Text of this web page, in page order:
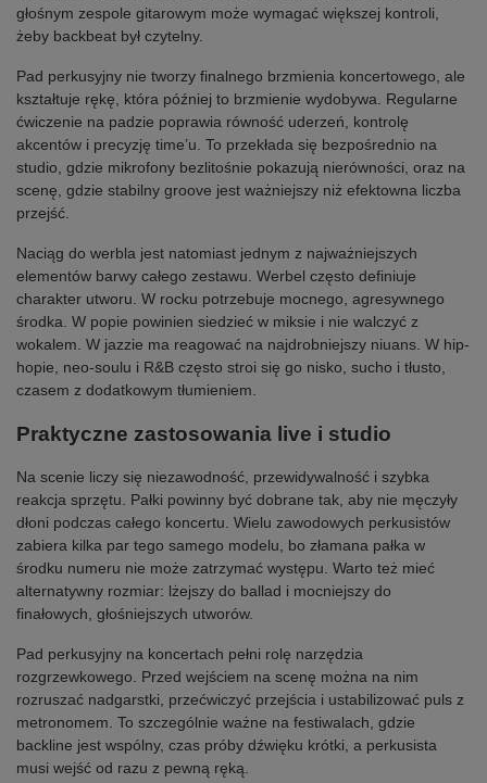
głośnym zespole gitarowym może wymagać większej kontroli,
żeby backbeat był czytelny.
Pad perkusyjny nie tworzy finalnego brzmienia koncertowego, ale
kształtuje rękę, która później to brzmienie wydobywa. Regularne
ćwiczenie na padzie poprawia równość uderzeń, kontrolę
akcentów i precyzję time’u. To przekłada się bezpośrednio na
studio, gdzie mikrofony bezlitośnie pokazują nierówności, oraz na
scenę, gdzie stabilny groove jest ważniejszy niż efektowna liczba
przejść.
Naciąg do werbla jest natomiast jednym z najważniejszych
elementów barwy całego zestawu. Werbel często definiuje
charakter utworu. W rocku potrzebuje mocnego, agresywnego
środka. W popie powinien siedzieć w miksie i nie walczyć z
wokalem. W jazzie ma reagować na najdrobniejszy niuans. W hip-
hopie, neo-soulu i R&B często stroi się go nisko, sucho i tłusto,
czasem z dodatkowym tłumieniem.
Praktyczne zastosowania live i studio
Na scenie liczy się niezawodność, przewidywalność i szybka
reakcja sprzętu. Pałki powinny być dobrane tak, aby nie męczyły
dłoni podczas całego koncertu. Wielu zawodowych perkusistów
zabiera kilka par tego samego modelu, bo złamana pałka w
środku numeru nie może zatrzymać występu. Warto też mieć
alternatywny rozmiar: lżejszy do ballad i mocniejszy do
finałowych, głośniejszych utworów.
Pad perkusyjny na koncertach pełni rolę narzędzia
rozgrzewkowego. Przed wejściem na scenę można na nim
rozruszać nadgarstki, przećwiczyć przejścia i ustabilizować puls z
metronomem. To szczególnie ważne na festiwalach, gdzie
backline jest wspólny, czas próby dźwięku krótki, a perkusista
musi wejść od razu z pewną ręką.